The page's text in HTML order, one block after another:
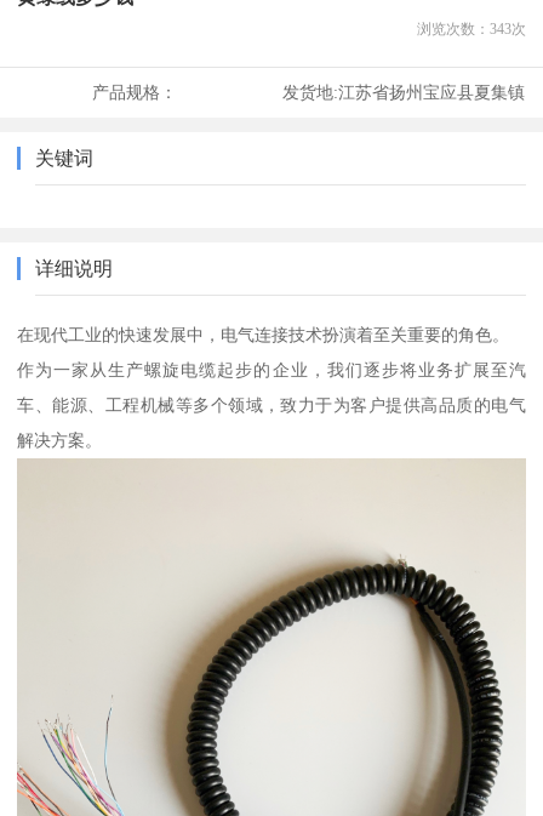
浏览次数： 343次
产品规格： 发货地:江苏省扬州宝应县夏集镇
关键词
详细说明
在现代工业的快速发展中，电气连接技术扮演着至关重要的角色。
作为一家从生产螺旋电缆起步的企业，我们逐步将业务扩展至汽
车、能源、工程机械等多个领域，致力于为客户提供高品质的电气
解决方案。